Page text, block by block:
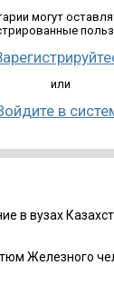
могут
или
в
в вузах
Железного